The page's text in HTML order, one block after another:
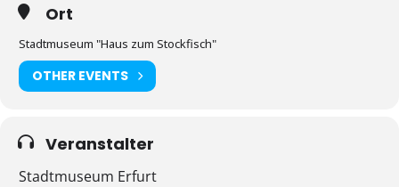
Ort
Stadtmuseum "Haus zum Stockfisch"
OTHER EVENTS
Veranstalter
Stadtmuseum Erfurt